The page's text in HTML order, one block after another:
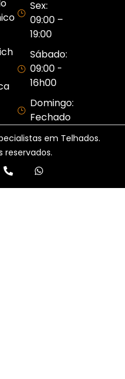
Sex:
09:00 –
19:00
Sábado:
09:00 -
16h00
Domingo:
Fechado
em Telhados.
reservados.